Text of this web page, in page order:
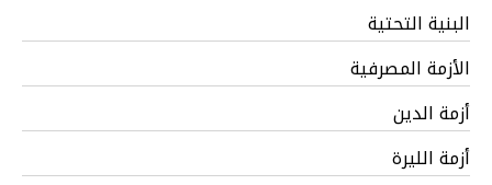
البنية التحتية
الأزمة المصرفية
أزمة الدين
أزمة الليرة